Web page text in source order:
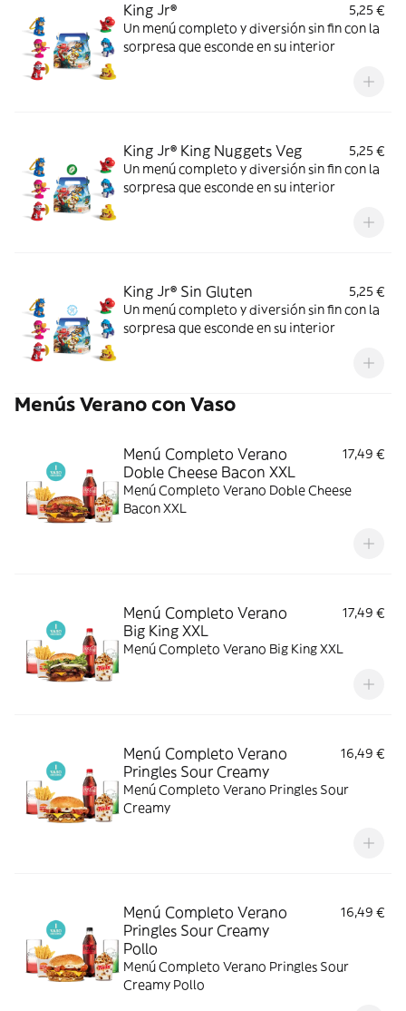
King Jr®
5,25 €
Un menú completo y diversión sin fin con la
sorpresa que esconde en su interior
King Jr® King Nuggets Veg
5,25 €
Un menú completo y diversión sin fin con la
sorpresa que esconde en su interior
King Jr® Sin Gluten
5,25 €
Un menú completo y diversión sin fin con la
sorpresa que esconde en su interior
Menús Verano con Vaso
Menú Completo Verano
Doble Cheese Bacon XXL
17,49 €
Menú Completo Verano Doble Cheese
Bacon XXL
Menú Completo Verano
Big King XXL
17,49 €
Menú Completo Verano Big King XXL
Menú Completo Verano
Pringles Sour Creamy
16,49 €
Menú Completo Verano Pringles Sour
Creamy
Menú Completo Verano
Pringles Sour Creamy
Pollo
16,49 €
Menú Completo Verano Pringles Sour
Creamy Pollo